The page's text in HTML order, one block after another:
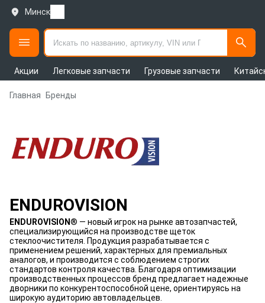
Минск
Акции Легковые запчасти Грузовые запчасти
Главная Бренды
ENDUROVISION
ENDUROVISION® — новый игрок на рынке автозапчастей,
специализирующийся на производстве щеток
стеклоочистителя. Продукция разрабатывается с
применением решений, характерных для премиальных
аналогов, и производится с соблюдением строгих
стандартов контроля качества. Благодаря оптимизации
производственных процессов бренд предлагает надежные
дворники по конкурентоспособной цене, ориентируясь на
широкую аудиторию автовладельцев.